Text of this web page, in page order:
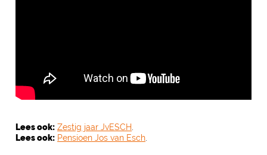
Lees ook: Zestig jaar JvESCH
Lees ook: Pensioen Jos van Esch